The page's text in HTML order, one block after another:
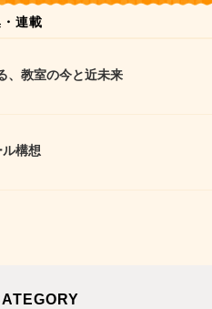
連載
、教室の今と近未来
ル構想